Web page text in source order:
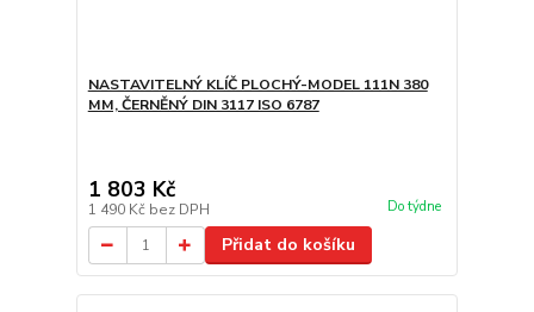
NASTAVITELNÝ KLÍČ PLOCHÝ-MODEL 111N 380
MM, ČERNĚNÝ DIN 3117 ISO 6787
1 803 Kč
1 490 Kč bez DPH Do týdne
Přidat do košíku